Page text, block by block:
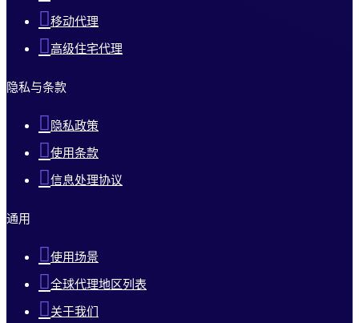
移动代理
高级住宅代理
隐私与条款
隐私政策
使用条款
信息处理协议
通用
使用场景
全球代理地区列表
关于我们